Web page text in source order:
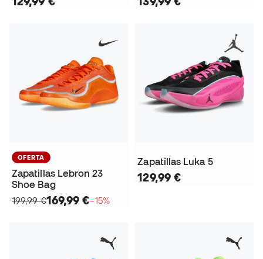
OFERTA
Zapatillas Lebron 23
Shoe Bag
199,99 €169,99 €−15%
Zapatillas Luka 5
129,99 €